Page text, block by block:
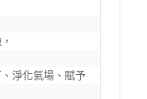
淨化氣場、賦予